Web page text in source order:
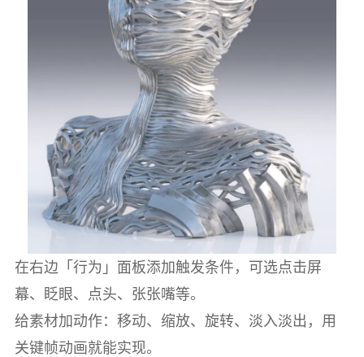
在右边「行为」面板添加触发条件，可选点击屏
幕、眨眼、点头、张张嘴等。
给素材加动作：移动、缩放、旋转、淡入淡出，用
关键帧动画就能实现。